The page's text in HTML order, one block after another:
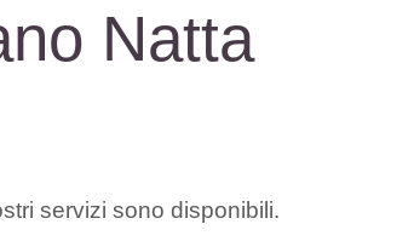
Natta
servizi sono disponibili.